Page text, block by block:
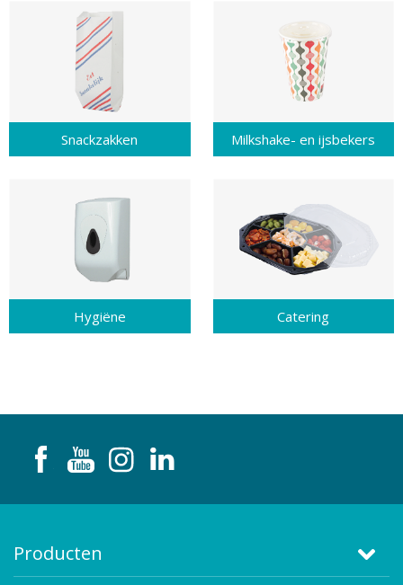
Snackzakken Milkshake- en ijsbekers
Hygiëne Catering
Producten